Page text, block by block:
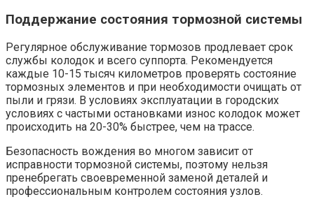
Поддержание состояния тормозной системы
Регулярное обслуживание тормозов продлевает срок
службы колодок и всего суппорта. Рекомендуется
каждые 10-15 тысяч километров проверять состояние
тормозных элементов и при необходимости очищать от
пыли и грязи. В условиях эксплуатации в городских
условиях с частыми остановками износ колодок может
происходить на 20-30% быстрее, чем на трассе.
Безопасность вождения во многом зависит от
исправности тормозной системы, поэтому нельзя
пренебрегать своевременной заменой деталей и
профессиональным контролем состояния узлов.